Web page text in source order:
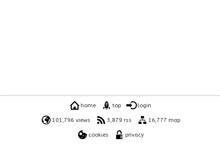
home top login
101,796 views 3,879 rss 16,777 map
cookies privacy